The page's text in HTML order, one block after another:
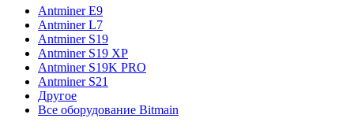
Antminer E9
Antminer L7
Antminer S19
Antminer S19 XP
Antminer S19K PRO
Antminer S21
Другое
Все оборудование Bitmain